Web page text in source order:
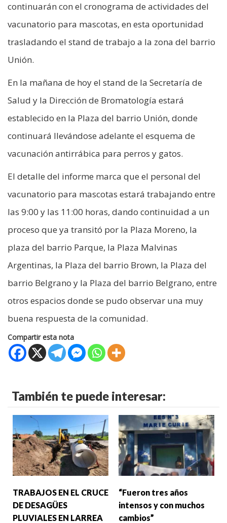
continuarán con el cronograma de actividades del
vacunatorio para mascotas, en esta oportunidad
trasladando el stand de trabajo a la zona del barrio
Unión.
En la mañana de hoy el stand de la Secretaría de
Salud y la Dirección de Bromatología estará
establecido en la Plaza del barrio Unión, donde
continuará llevándose adelante el esquema de
vacunación antirrábica para perros y gatos.
El detalle del informe marca que el personal del
vacunatorio para mascotas estará trabajando entre
las 9:00 y las 11:00 horas, dando continuidad a un
proceso que ya transitó por la Plaza Moreno, la
plaza del barrio Parque, la Plaza Malvinas
Argentinas, la Plaza del barrio Brown, la Plaza del
barrio Belgrano y la Plaza del barrio Belgrano, entre
otros espacios donde se pudo observar una muy
buena respuesta de la comunidad.
Compartir esta nota
También te puede interesar:
TRABAJOS EN EL CRUCE
DE DESAGÜES
PLUVIALES EN LARREA
“Fueron tres años
intensos y con muchos
cambios”